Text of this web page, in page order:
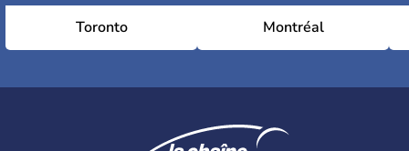
Toronto Montréal